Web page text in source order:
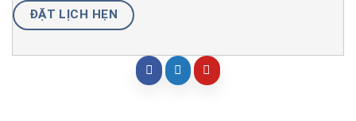
ĐẶT LỊCH HẸN